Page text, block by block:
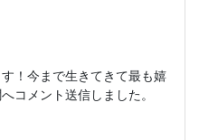
！今まで生きてきて最も嬉
コメント送信しました。